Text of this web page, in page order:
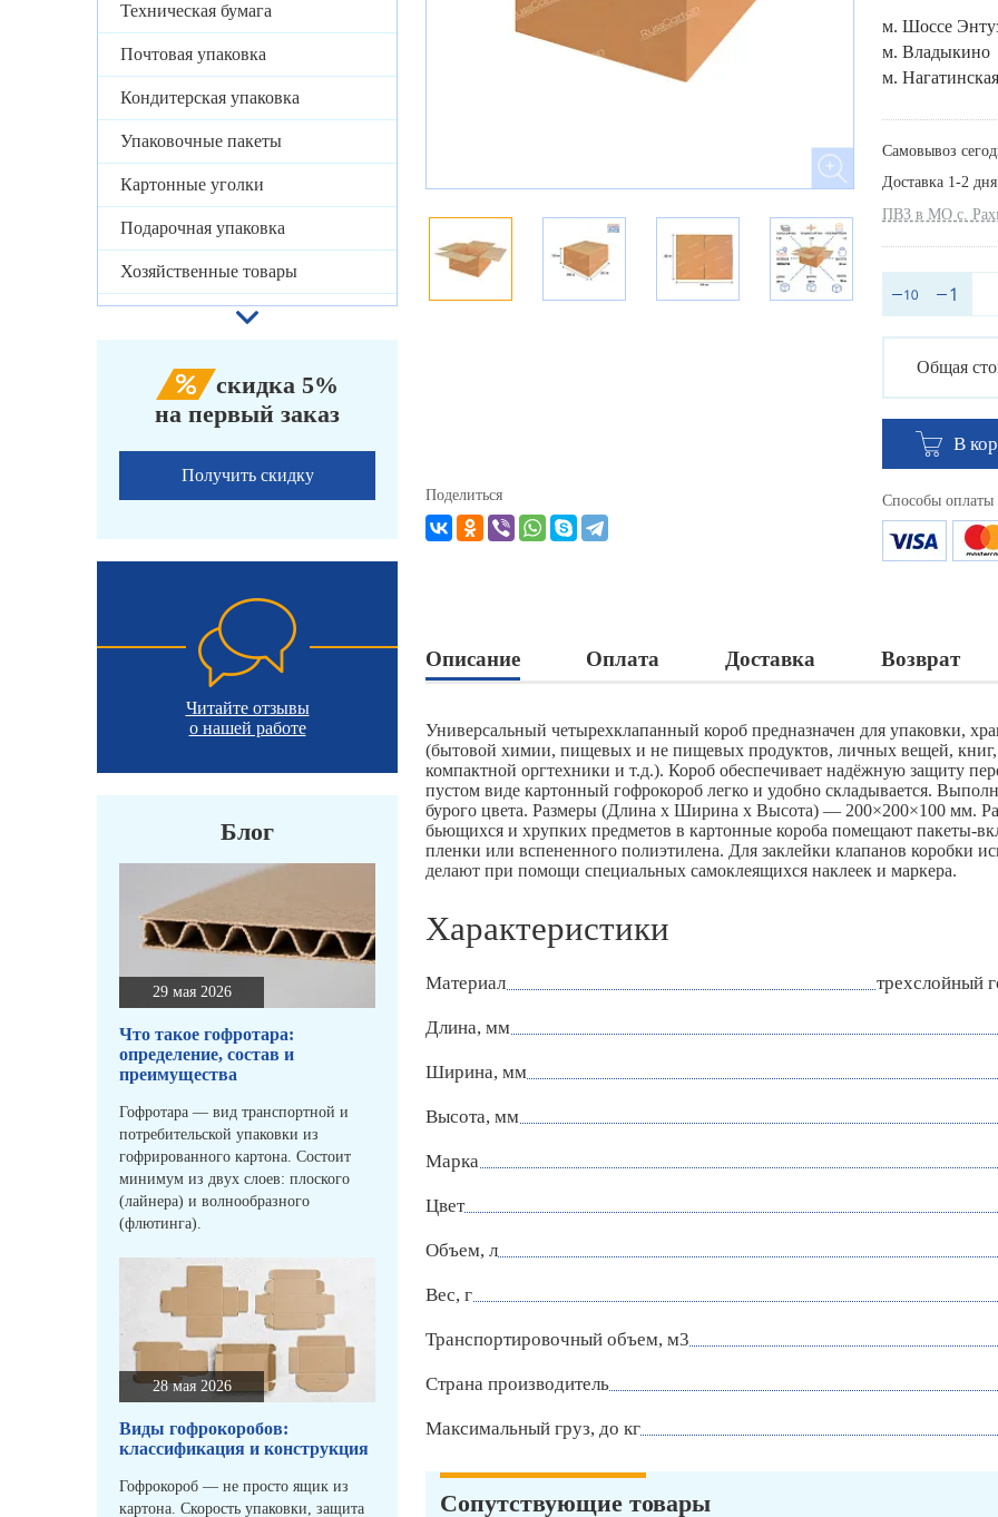
Техническая бумага
Почтовая упаковка
Кондитерская упаковка
Упаковочные пакеты
Картонные уголки
Подарочная упаковка
Хозяйственные товары
скидка 5%
на первый заказ
Получить скидку
Читайте отзывы
о нашей работе
Блог
29 мая 2026
Что такое гофротара:
определение, состав и
преимущества
Гофротара — вид транспортной и
потребительской упаковки из
гофрированного картона. Состоит
минимум из двух слоев: плоского
(лайнера) и волнообразного
(флютинга).
28 мая 2026
Виды гофрокоробов:
классификация и конструкция
Гофрокороб — не просто ящик из
картона. Скорость упаковки, защита
м. Шоссе
м. Владыкино
м. Нагатинская
Самовывоз
Доставка 1-2 дня
ПВЗ в МО с.
Общая
В
Поделиться Способы оплаты
Описание Оплата Доставка Возврат
Универсальный четырехклапанный короб предназначен для упаковки,
(бытовой химии, пищевых и не пищевых продуктов, личных вещей,
компактной оргтехники и т.д.). Короб обеспечивает надёжную защиту
пустом виде картонный гофрокороб легко и удобно складывается.
бурого цвета. Размеры (Длина х Ширина х Высота) — 200×200×100 мм.
бьющихся и хрупких предметов в картонные короба помещают пакеты-
пленки или вспененного полиэтилена. Для заклейки клапанов коробки
делают при помощи специальных самоклеящихся наклеек и маркера.
Характеристики
Материал трехслойный
Длина, мм
Ширина, мм
Высота, мм
Марка
Цвет
Объем, л
Вес, г
Транспортировочный объем, м3
Страна производитель
Максимальный груз, до кг
Сопутствующие товары